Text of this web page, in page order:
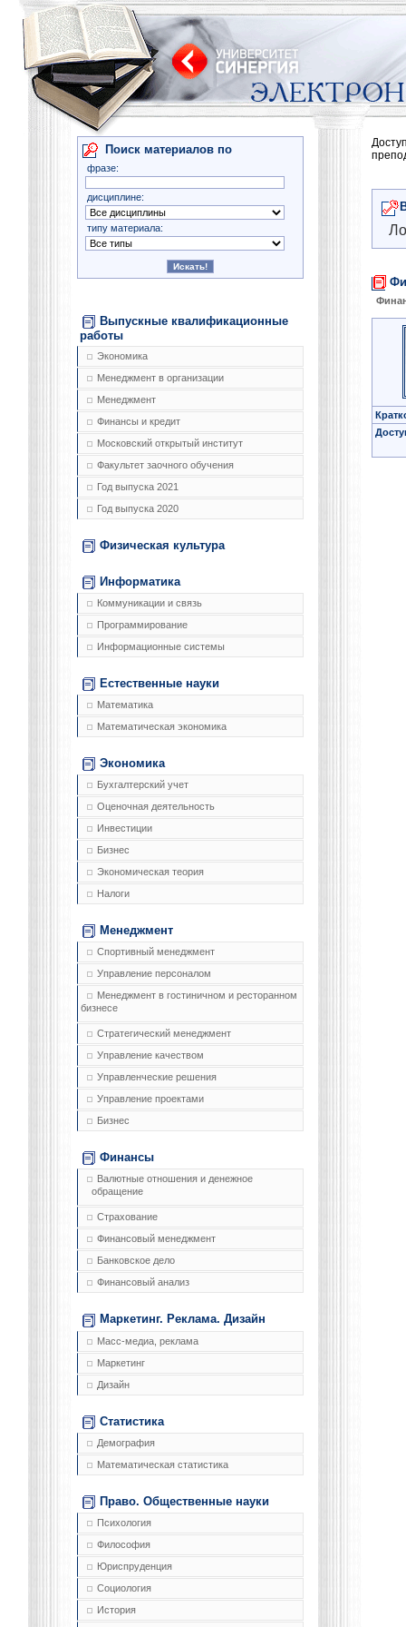
Поиск материалов по
фразе:
дисциплине:
типу материала:
Выпускные квалификационные
работы
Экономика
Менеджмент в организации
Менеджмент
Финансы и кредит
Московский открытый институт
Факультет заочного обучения
Год выпуска 2021
Год выпуска 2020
Физическая культура
Информатика
Коммуникации и связь
Программирование
Информационные системы
Естественные науки
Математика
Математическая экономика
Экономика
Бухгалтерский учет
Оценочная деятельность
Инвестиции
Бизнес
Экономическая теория
Налоги
Менеджмент
Спортивный менеджмент
Управление персоналом
Менеджмент в гостиничном и ресторанном
бизнесе
Стратегический менеджмент
Управление качеством
Управленческие решения
Управление проектами
Бизнес
Финансы
Валютные отношения и денежное
обращение
Страхование
Финансовый менеджмент
Банковское дело
Финансовый анализ
Маркетинг. Реклама. Дизайн
Масс-медиа, реклама
Маркетинг
Дизайн
Статистика
Демография
Математическая статистика
Право. Общественные науки
Психология
Философия
Юриспруденция
Социология
История